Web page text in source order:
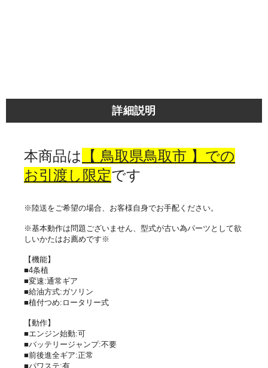
詳細説明
本商品は
【 鳥取県鳥取市 】での
お引渡し限定です
※陸送をご希望の場合、お客様自身でお手配ください。
※基本動作は問題ございません、型式が古い為パーツとして欲
しいかたはお薦めです※
【機能】
■4条植
■変速:通常ギア
■給油方式:ガソリン
■植付つめ:ロータリー式
【動作】
■エンジン始動:可
■バッテリージャンプ:不要
■前後進全ギア:正常
■パワステ:有